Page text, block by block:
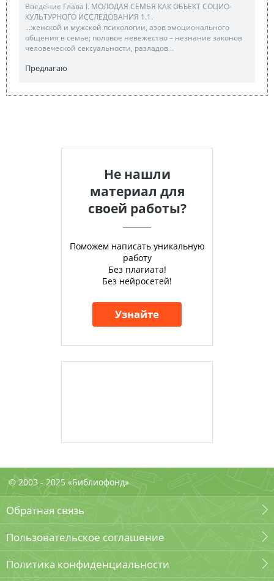
Введение Глава I. МОЛОДАЯ СЕМЬЯ КАК ОБЪЕКТ СОЦИО-
КУЛЬТУРНОГО ИССЛЕДОВАНИЯ 1.1.
...женской и мужской психологии, азов эмоционального
общения в семье; половое невежество – незнание законов
человеческой сексуальности, разладов...
Предлагаю
Не нашли
материал для
своей работы?
Поможем написать уникальную
работу
Без плагиата!
Без нейросетей!
Узнайте
© 2003 - 2025 «Библиофонд»
Обратная связь
Пользовательское соглашение
Политика конфиденциальности